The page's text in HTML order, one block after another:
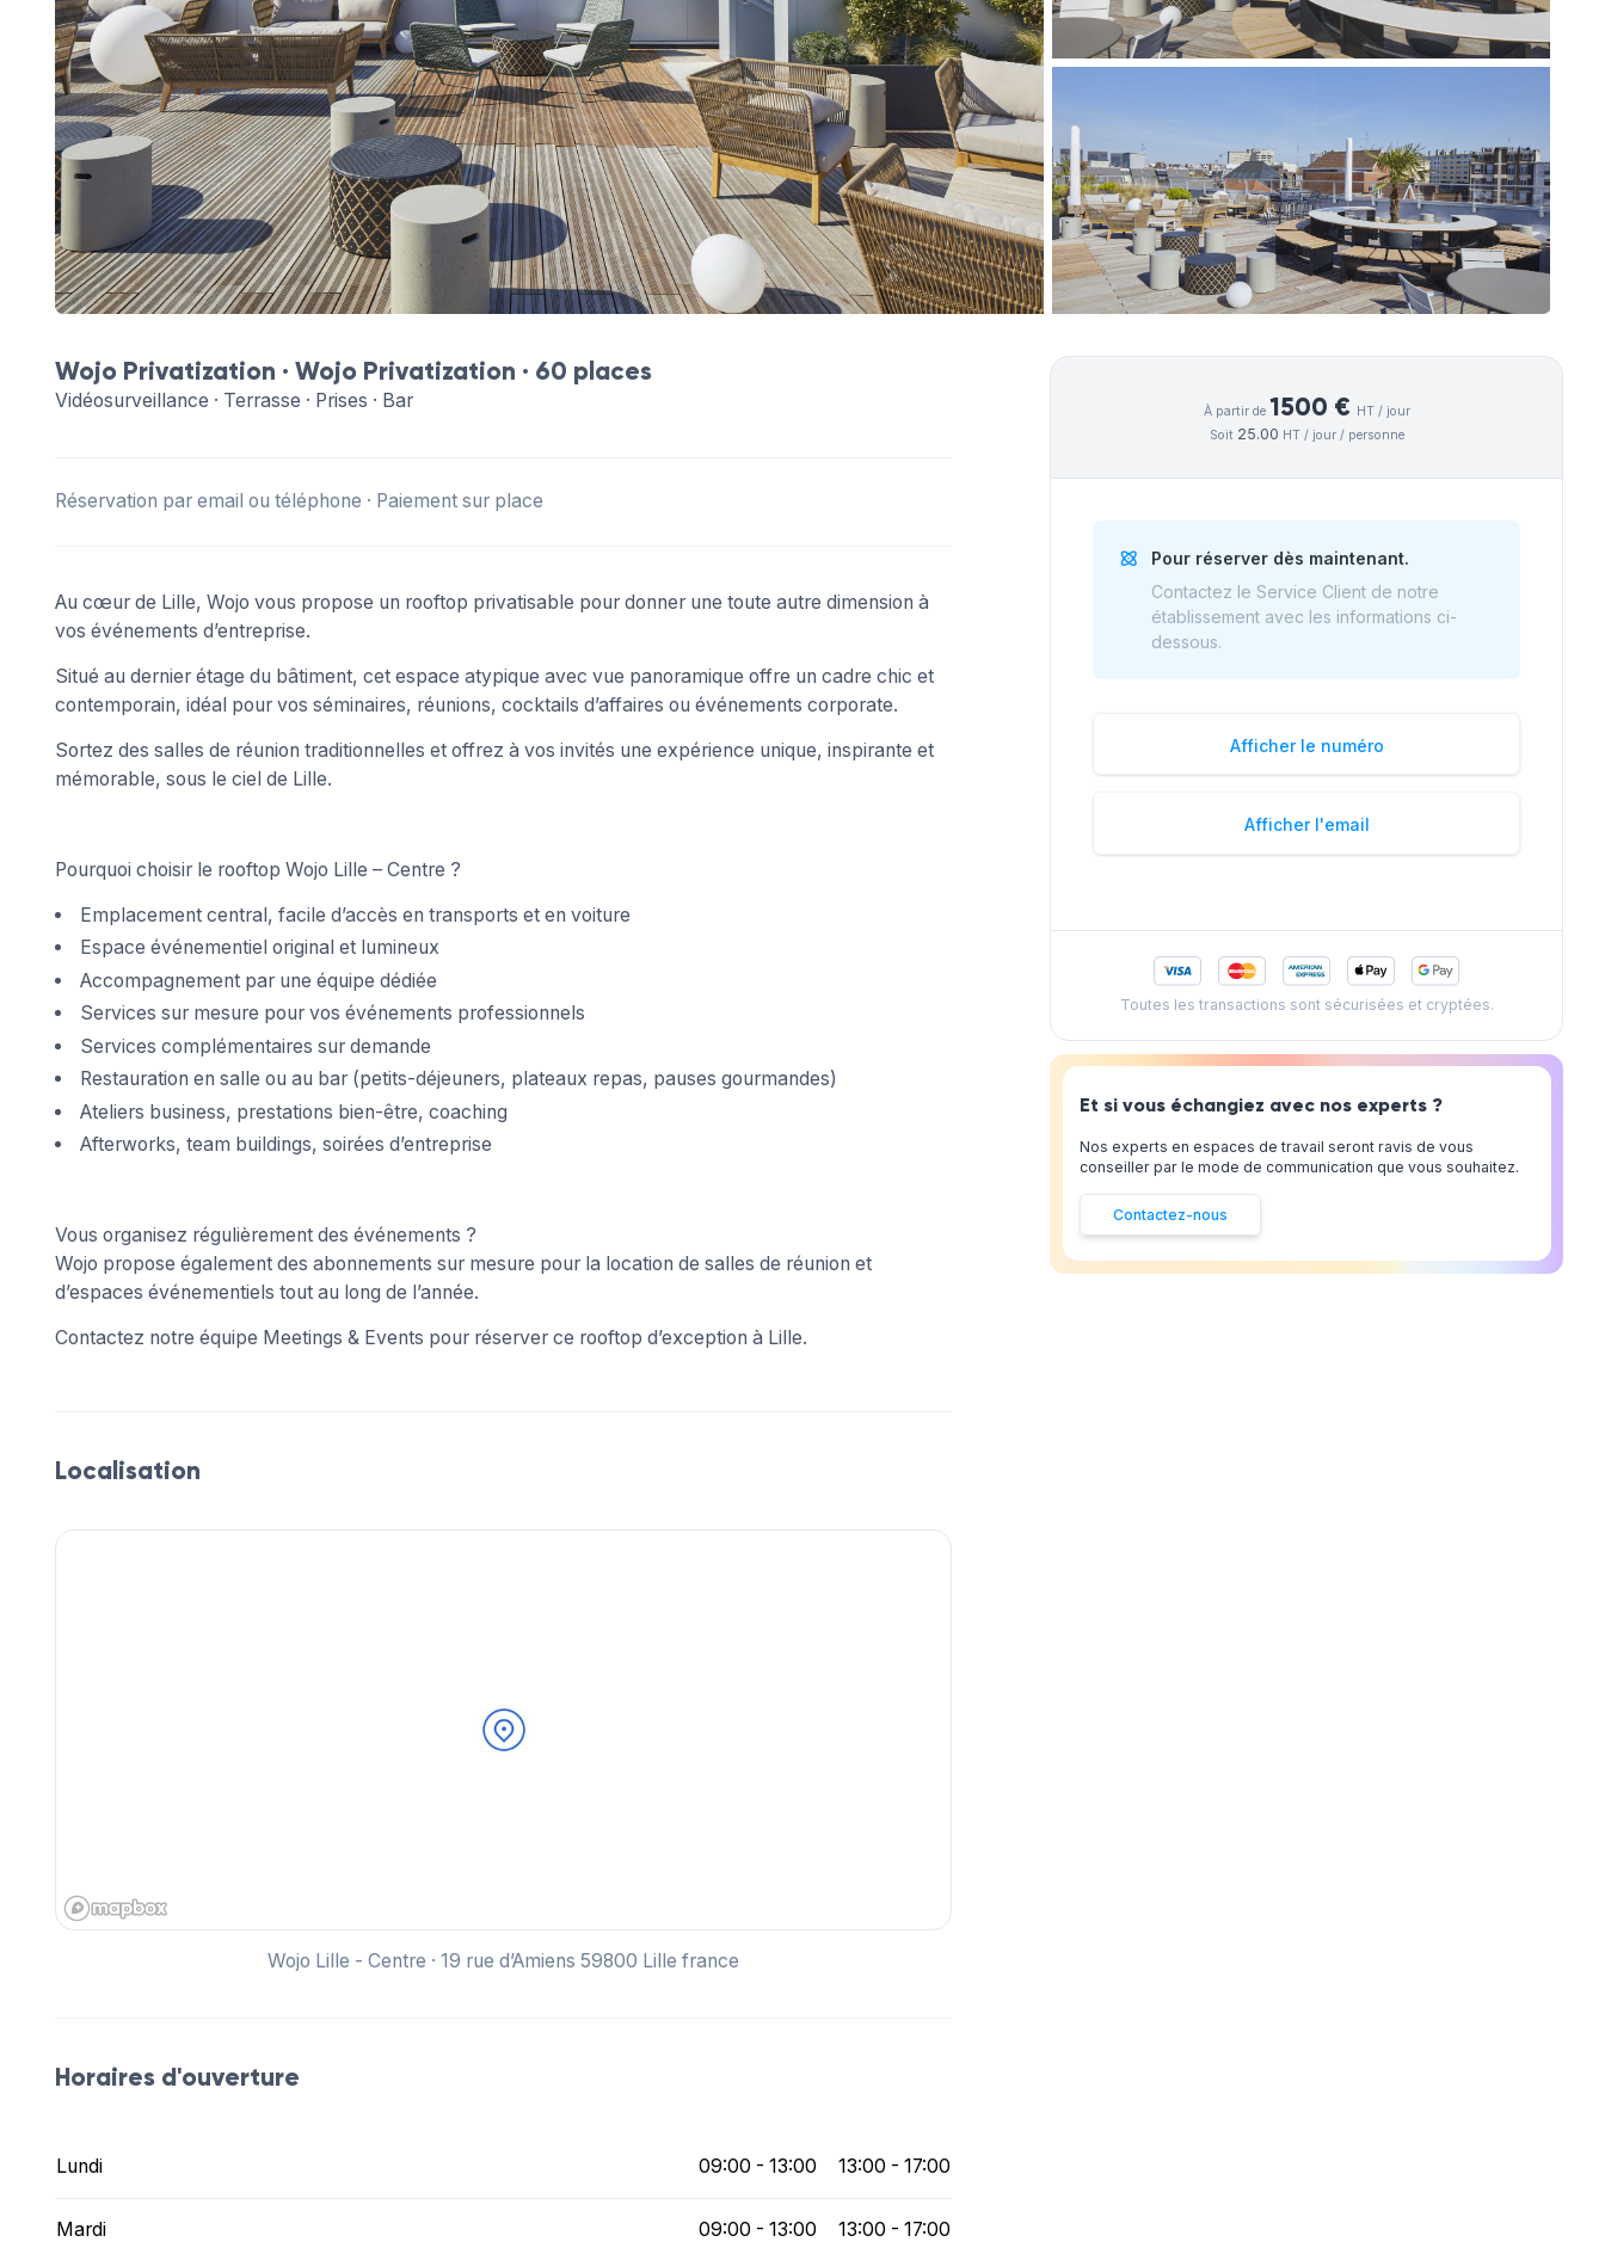
Rejoignez l'un des plus grands programmes de
fidélité au monde
Wojo Privatization · Wojo Privatization · 60 places
Vidéosurveillance · Terrasse · Prises · Bar
Réservation par email ou téléphone · Paiement sur place
Au cœur de Lille, Wojo vous propose un rooftop privatisable pour donner une toute autre dimension à
vos événements d’entreprise.
Situé au dernier étage du bâtiment, cet espace atypique avec vue panoramique offre un cadre chic et
contemporain, idéal pour vos séminaires, réunions, cocktails d’affaires ou événements corporate.
Sortez des salles de réunion traditionnelles et offrez à vos invités une expérience unique, inspirante et
mémorable, sous le ciel de Lille.
Pourquoi choisir le rooftop Wojo Lille – Centre ?
Emplacement central, facile d’accès en transports et en voiture
Espace événementiel original et lumineux
Accompagnement par une équipe dédiée
Services sur mesure pour vos événements professionnels
Services complémentaires sur demande
Restauration en salle ou au bar (petits-déjeuners, plateaux repas, pauses gourmandes)
Ateliers business, prestations bien-être, coaching
Afterworks, team buildings, soirées d’entreprise
Vous organisez régulièrement des événements ?
Wojo propose également des abonnements sur mesure pour la location de salles de réunion et
d’espaces événementiels tout au long de l’année.
Contactez notre équipe Meetings & Events pour réserver ce rooftop d’exception à Lille.
Localisation
Wojo Lille - Centre · 19 rue d’Amiens 59800 Lille france
Horaires d'ouverture
Lundi 09:00 - 13:00 13:00 - 17:00
Mardi 09:00 - 13:00 13:00 - 17:00
À partir de 1500 € HT / jour
Soit 25.00 HT / jour / personne
Pour réserver dès maintenant.
Contactez le Service Client de notre
établissement avec les informations ci-
dessous.
Afficher le numéro
Afficher l'email
Toutes les transactions sont sécurisées et cryptées.
Et si vous échangiez avec nos experts ?
Nos experts en espaces de travail seront ravis de vous
conseiller par le mode de communication que vous souhaitez.
Contactez-nous